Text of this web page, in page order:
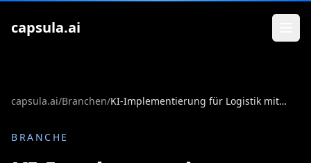
capsula.ai
capsula.ai/Branchen/ KI-Implementierung für Logistik mit operativer Kontrolle
BRANCHE